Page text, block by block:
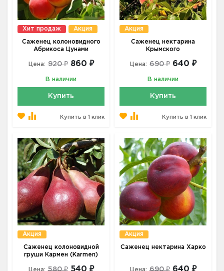
Хит продаж Акция
Саженец колоновидного
Абрикоса Цунами
Цена: 920 ₽ 860 ₽
В наличии
Купить
Купить в 1 клик
Акция
Саженец нектарина
Крымского
Цена: 690 ₽ 640 ₽
В наличии
Купить
Купить в 1 клик
Акция
Саженец колоновидной
груши Кармен (Karmen)
Цена: 580 ₽ 540 ₽
Акция
Саженец нектарина Харко
Цена: 690 ₽ 640 ₽